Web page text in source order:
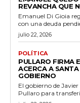
REVANCHA QUE
Emanuel Di Gioia
con una deuda
julio 22, 2026
POLÍTICA
PULLARO FIRMA
ACERCA A
GOBIERNO
El gobierno de
Pullaro para